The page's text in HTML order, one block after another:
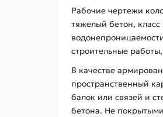
Рабочие чертежи
тяжелый бетон,
строительные
В качестве
пространственный
балок или связей и
бетона. Не